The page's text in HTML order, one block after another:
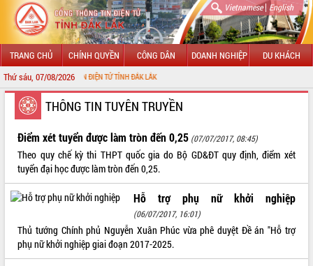
Vietnamese| English
TRANG CHỦ CHÍNH QUYỀN CÔNG DÂN DOANH NGHIỆP DU KHÁCH
Thứ sáu, 07/08/2026
THÔNG TIN ĐIỆN TỬ TỈNH ĐẮK LẮK
GIỚI THIỆU
LÃNH ĐẠO UBND TỈNH
TIN TỨC SỰ KIỆN
SỞ, BAN, NGÀNH
THÔNG TIN CHỈ ĐẠO ĐIỀU HÀNH
THÔNG TIN TUYÊN TRUYỀN
Điểm xét tuyển được làm tròn đến 0,25 (07/07/2017, 08:45)
Theo quy chế kỳ thi THPT quốc gia do Bộ GD&ĐT quy định, điểm xét
tuyển đại học được làm tròn đến 0,25.
Hỗ trợ phụ nữ khởi nghiệp
(06/07/2017, 16:01)
Thủ tướng Chính phủ Nguyễn Xuân Phúc vừa phê duyệt Đề án "Hỗ trợ
phụ nữ khởi nghiệp giai đoạn 2017-2025.